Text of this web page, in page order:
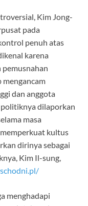
Kim Jong-
pada
penuh atas
karena
mengancam
dan anggota
politiknya dilaporkan
masa
kultus
dirinya sebagai
Kim Il-sung,
menghadapi